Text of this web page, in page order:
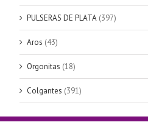
PULSERAS DE PLATA (397)
Aros (43)
Orgonitas (18)
Colgantes (391)